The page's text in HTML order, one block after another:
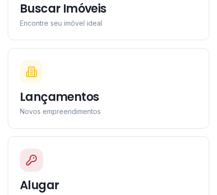
Buscar Imóveis
Encontre seu imóvel ideal
Lançamentos
Novos empreendimentos
Alugar